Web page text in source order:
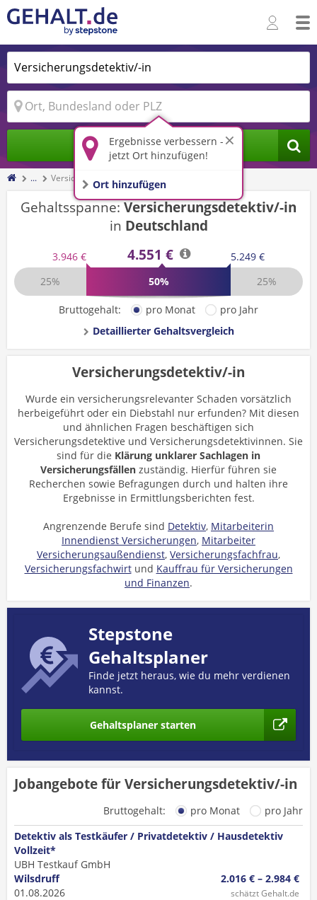
Ergebnisse verbessern -
jetzt Ort hinzufügen!
Ort hinzufügen
Jobs finden
... Versicherungsdetektiv/-in
Gehaltsspanne:Versicherungsdetektiv/-in
in Deutschland
3.946 € 4.551 €
5.249 €
25%
50% 25%
Bruttogehalt: pro Monat
pro Jahr
Detaillierter Gehaltsvergleich
Versicherungsdetektiv/-in
Wurde ein versicherungsrelevanter Schaden vorsätzlich
herbeigeführt oder ein Diebstahl nur erfunden? Mit diesen
und ähnlichen Fragen beschäftigen sich
Versicherungsdetektive und Versicherungsdetektivinnen. Sie
sind für die Klärung unklarer Sachlagen in
Versicherungsfällen zuständig. Hierfür führen sie
Recherchen sowie Befragungen durch und halten ihre
Ergebnisse in Ermittlungsberichten fest.
Angrenzende Berufe sind Detektiv, Mitarbeiterin
Innendienst Versicherungen, Mitarbeiter
Versicherungsaußendienst, Versicherungsfachfrau,
Versicherungsfachwirtund Kauffrau für Versicherungen
und Finanzen.
Stepstone
Gehaltsplaner
Finde jetzt heraus, wie du mehr verdienen
kannst.
Gehaltsplaner starten
Jobangebote für Versicherungsdetektiv/-in
Bruttogehalt: pro Monat
pro Jahr
Detektiv als Testkäufer / Privatdetektiv / Hausdetektiv
Vollzeit*
UBH Testkauf GmbH
Wilsdruff
01.08.2026
2.016 € – 2.984 €
schätzt Gehalt.de